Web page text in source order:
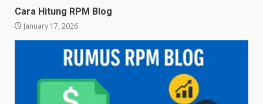
Cara Hitung RPM Blog
January 17, 2026